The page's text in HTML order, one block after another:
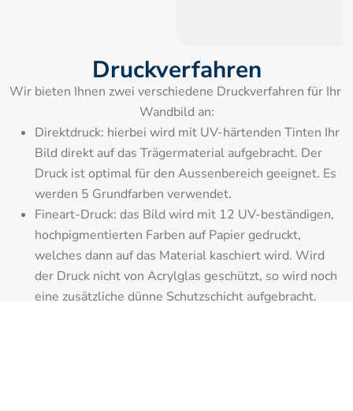
Druckverfahren
Wir bieten Ihnen zwei verschiedene Druckverfahren für Ihr
Wandbild an:
Direktdruck: hierbei wird mit UV-härtenden Tinten Ihr
Bild direkt auf das Trägermaterial aufgebracht. Der
Druck ist optimal für den Aussenbereich geeignet. Es
werden 5 Grundfarben verwendet.
Fineart-Druck: das Bild wird mit 12 UV-beständigen,
hochpigmentierten Farben auf Papier gedruckt,
welches dann auf das Material kaschiert wird. Wird
der Druck nicht von Acrylglas geschützt, so wird noch
eine zusätzliche dünne Schutzschicht aufgebracht.